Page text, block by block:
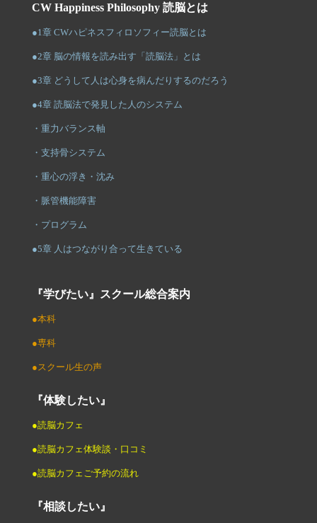
CW Happiness Philosophy 読脳とは
●1章 CWハピネスフィロソフィー読脳とは
●2章 脳の情報を読み出す「読脳法」とは
●3章 どうして人は心身を病んだりするのだろう
●4章 読脳法で発見した人のシステム
・重力バランス軸
・支持骨システム
・重心の浮き・沈み
・脈管機能障害
・プログラム
●5章 人はつながり合って生きている
『学びたい』スクール総合案内
●本科
●専科
●スクール生の声
『体験したい』
●読脳カフェ
●読脳カフェ体験談・口コミ
●読脳カフェご予約の流れ
『相談したい』